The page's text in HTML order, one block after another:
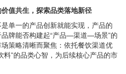
值共生，探索品类落地新径
单一的产品创新就能实现，产品的
牌能否构建起“产品—渠道—场景”的
策略清晰而聚焦：依托餐饮渠道优
料”的品类心智，为后续核心产品的市